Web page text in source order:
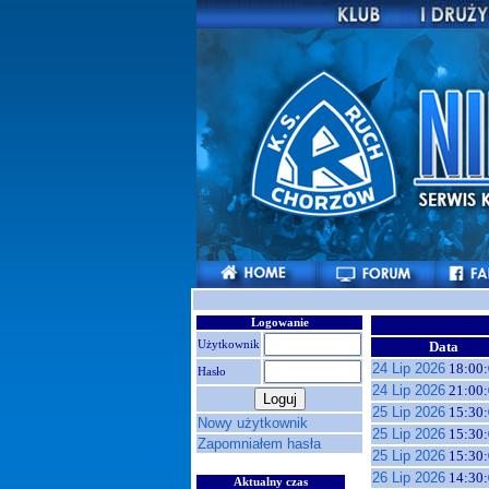
Logowanie
Użytkownik
Hasło
Nowy użytkownik
Zapomniałem hasła
Aktualny czas
Data
24 Lip 2026
24 Lip 2026
25 Lip 2026
25 Lip 2026
25 Lip 2026
26 Lip 2026